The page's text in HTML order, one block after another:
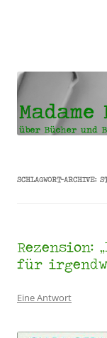
SCHLAGWORT-ARCHIVE:
Rezension:
für
Eine Antwort